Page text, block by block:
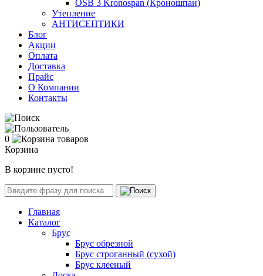
OSB 3 Kronospan (Кроношпан)
Утепление
АНТИСЕПТИКИ
Блог
Акции
Оплата
Доставка
Прайс
О Компании
Контакты
0
Корзина
В корзине пусто!
Главная
Каталог
Брус
Брус обрезной
Брус строганный (сухой)
Брус клееный